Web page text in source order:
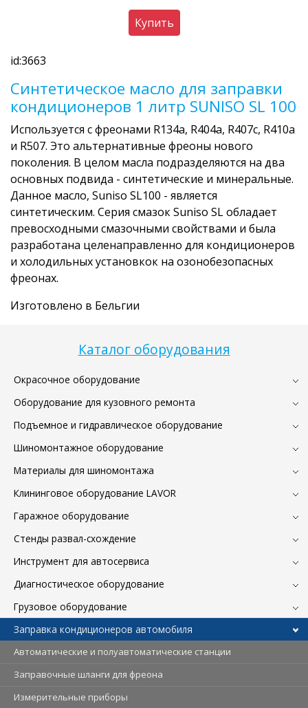
Каталог оборудования
Окрасочное оборудование
Оборудование для кузовного ремонта
Подъемное и гидравлическое оборудование
Шиномонтажное оборудование
Материалы для шиномонтажа
Клининговое оборудование LAVOR
Гаражное оборудование
Стенды развал-схождение
Инструмент для автосервиса
Диагностическое оборудование
Грузовое оборудование
Заправка кондиционеров автомобиля
Автоматические и полуавтоматические станции
Заправочные шланги для фреона
Измерительные приборы
Купить
id:3663
Синтетическое масло для заправки
кондиционеров 1 литр SUNISO SL 100
Используется с фреонами R134a, R404a, R407c, R410a
и R507. Это альтернативные фреоны нового
поколения. В целом масла подразделяются на два
основных подвида - синтетические и минеральные.
Данное масло, Suniso SL100 - является
синтетическим. Серия смазок Suniso SL обладает
превосходными смазочными свойствами и была
разработана целенаправленно для кондиционеров
и холодильных установкок на озонобезопасных
фреонах.
Изготовлено в Бельгии